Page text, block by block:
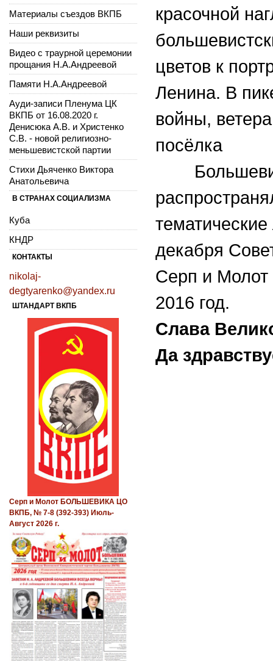
красочной
цветов к
Ленина. В
войны,
посёлка
декабря
Серп и
2016 год.
Слава
Да
Материалы съездов ВКПБ
Наши реквизиты
Видео с траурной церемонии
прощания Н.А.Андреевой
Памяти Н.А.Андреевой
Ауди-записи Пленума ЦК
ВКПБ от 16.08.2020 г.
Денисюка А.В. и Христенко
С.В. - новой религиозно-
меньшевистской партии
Стихи Дьяченко Виктора
Анатольевича
В СТРАНАХ СОЦИАЛИЗМА
Куба
КНДР
КОНТАКТЫ
nikolaj-
degtyarenko@yandex.ru
ШТАНДАРТ ВКПБ
Серп и Молот БОЛЬШЕВИКА ЦО
ВКПБ, № 7-8 (392-393) Июль-
Август 2026 г.